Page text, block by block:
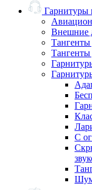
Гарнитуры
Внешние
Тангенты
Тангенты
С